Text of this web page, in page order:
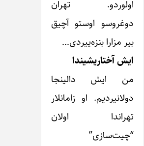
اولوردو. تهران
دوغروسو اوستو آچیق
بیر مزارا بنزه‌ییردی…
ایش آختاریشیندا
من ایش دالینجا
دولانیردیم. او زامانلار
تهراندا اولان
“چیت‌سازی”